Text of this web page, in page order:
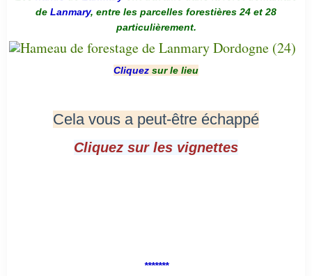
de Lanmary, entre les parcelles forestières 24 et 28
particulièrement.
Cliquez sur le lieu
Cela vous a peut-être échappé
Cliquez sur les vignettes
*******